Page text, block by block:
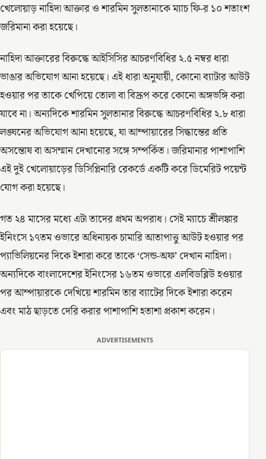
খেলোয়াড় নাহিদা আক্তার ও শারমিন সুলতানাকে ম্যাচ ফি-র ১০ শতাংশ
জরিমানা করা হয়েছে।
নাহিদা আক্তারের বিরুদ্ধে আইসিসির আচরণবিধির ২.৫ নম্বর ধারা
ভাঙার অভিযোগ আনা হয়েছে। এই ধারা অনুযায়ী, কোনো ব্যাটার আউট
হওয়ার পর তাকে খেপিয়ে তোলা বা বিদ্রূপ করে কোনো অঙ্গভঙ্গি করা
যাবে না। অন্যদিকে শারমিন সুলতানার বিরুদ্ধে আচরণবিধির ২.৮ ধারা
লঙ্ঘনের অভিযোগ আনা হয়েছে, যা আম্পায়ারের সিদ্ধান্তের প্রতি
অসন্তোষ বা অসম্মান দেখানোর সঙ্গে সম্পর্কিত। জরিমানার পাশাপাশি
এই দুই খেলোয়াড়ের ডিসিপ্লিনারি রেকর্ডে একটি করে ডিমেরিট পয়েন্ট
যোগ করা হয়েছে।
গত ২৪ মাসের মধ্যে এটা তাদের প্রথম অপরাধ। সেই ম্যাচে শ্রীলঙ্কার
ইনিংসে ১৭তম ওভারে অধিনায়ক চামারি আতাপাত্তু আউট হওয়ার পর
প্যাভিলিয়নের দিকে ইশারা করে তাকে ‘সেন্ড-অফ’ দেখান নাহিদা।
অন্যদিকে বাংলাদেশের ইনিংসের ১৬তম ওভারে এলবিডব্লিউ হওয়ার
পর আম্পায়ারকে দেখিয়ে শারমিন তার ব্যাটের দিকে ইশারা করেন
এবং মাঠ ছাড়তে দেরি করার পাশাপাশি হতাশা প্রকাশ করেন।
ADVERTISEMENTS